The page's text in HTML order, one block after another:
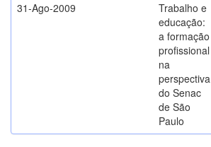
31-Ago-2009
Trabalho e
educação:
a formação
profissional
na
perspectiva
do Senac
de São
Paulo